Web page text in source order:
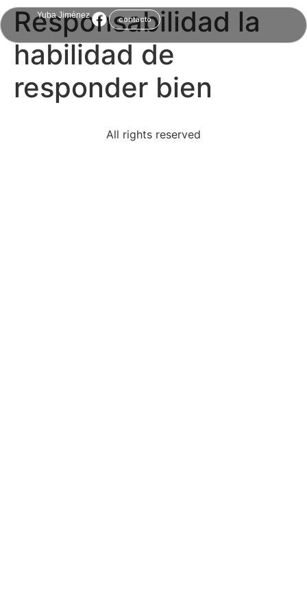
Yuba Jiménez contacto
Responsabilidad la
habilidad de
responder bien
All rights reserved